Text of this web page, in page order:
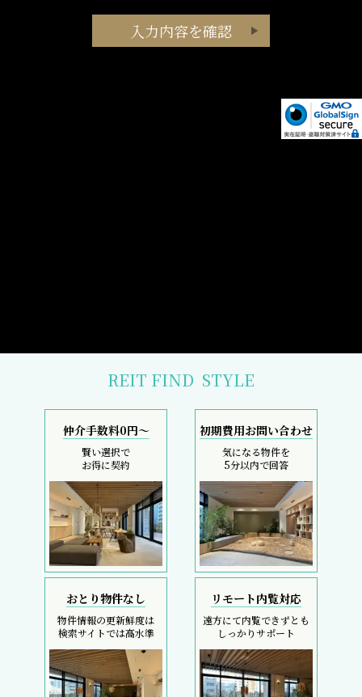
REIT FIND STYLE
仲介手数料0円～
賢い選択で
お得に契約
初期費用お問い合わせ
気になる物件を
5分以内で回答
おとり物件なし
物件情報の更新鮮度は
検索サイトでは高水準
リモート内覧対応
遠方にて内覧できずとも
しっかりサポート